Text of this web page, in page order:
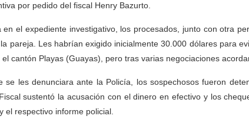
por pedido del fiscal Henry Bazurto.
en el expediente investigativo, los procesados, junto con otra
pareja. Les habrían exigido inicialmente 30.000 dólares para
cantón Playas (Guayas), pero tras varias negociaciones
se les denunciara ante la Policía, los sospechosos fueron
sustentó la acusación con el dinero en efectivo y los
el respectivo informe policial.